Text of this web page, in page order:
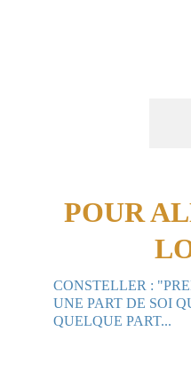
POUR
CONSTELLER :
UNE PART DE SOI
QUELQUE PART...